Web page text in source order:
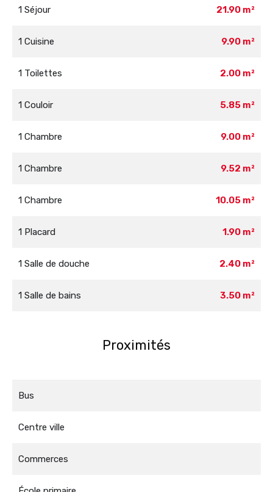
1 Séjour 21.90 m²
1 Cuisine 9.90 m²
1 Toilettes 2.00 m²
1 Couloir 5.85 m²
1 Chambre 9.00 m²
1 Chambre 9.52 m²
1 Chambre 10.05 m²
1 Placard 1.90 m²
1 Salle de douche 2.40 m²
1 Salle de bains 3.50 m²
Proximités
Bus
Centre ville
Commerces